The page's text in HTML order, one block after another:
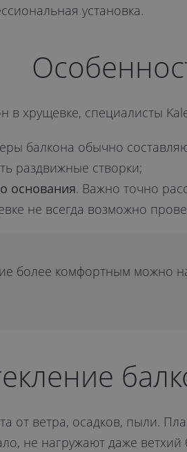
установка.
в хрущевке, специалисты
балкона обычно
раздвижные створки;
основания. Важно точно
не всегда возможно
более комфортным можно
от ветра, осадков, пыли.
не нагружают даже ветхий